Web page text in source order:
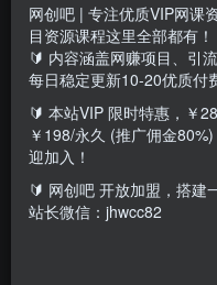
比较新的项目，简单来
平台目前红利期，任务
我们可以利用平台内的搜
价0.51元（全网最高价）
强烈推荐搜索赚，很稳
网创吧 | 专注优质VIP网课
目资源课程这里全部都有！
🔰 内容涵盖网赚项目、引
每日稳定更新10-20优质付
🔰 本站VIP 限时特惠，￥
￥198/永久 (推广佣金
迎加入！
🔰 网创吧 开放加盟，搭建
站长微信：jhwcc82